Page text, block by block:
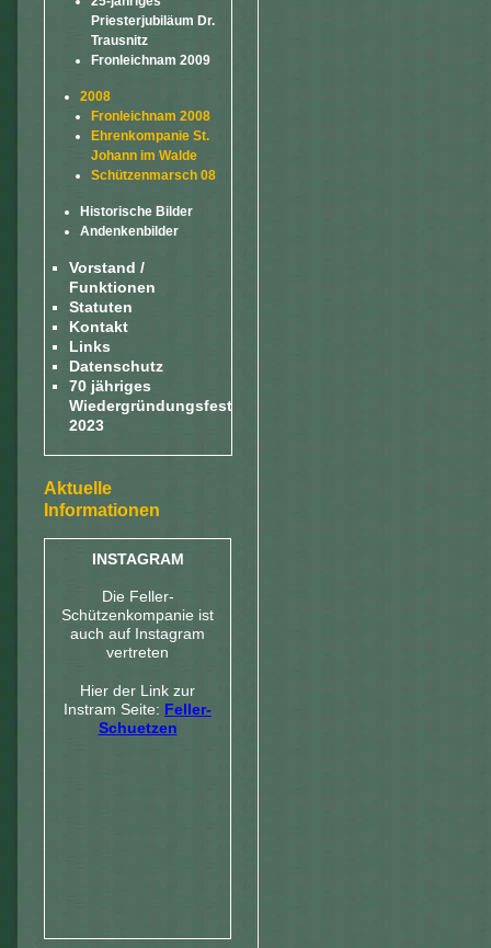
Priesterjubiläum Dr.
Trausnitz
Fronleichnam 2009
2008
Fronleichnam 2008
Ehrenkompanie St.
Johann im Walde
Schützenmarsch 08
Historische Bilder
Andenkenbilder
Vorstand /
Funktionen
Statuten
Kontakt
Links
Datenschutz
70 jähriges
Wiedergründungsfest
2023
Aktuelle
Informationen
INSTAGRAM
Die Feller-
Schützenkompanie ist
auch auf Instagram
vertreten
Hier der Link zur
Instram Seite: Feller-
Schuetzen